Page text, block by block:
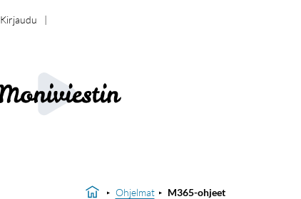
Kirjaudu
Ohjelmat M365-ohjeet